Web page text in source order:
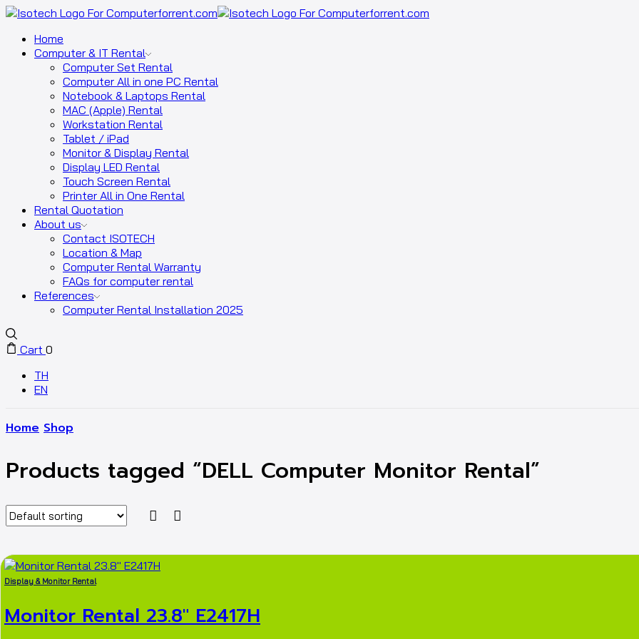
Home
Computer & IT Rental
Computer Set Rental
Computer All in one PC Rental
Notebook & Laptops Rental
MAC (Apple) Rental
Workstation Rental
Tablet / iPad
Monitor & Display Rental
Display LED Rental
Touch Screen Rental
Printer All in One Rental
Rental Quotation
About us
Contact ISOTECH
Location & Map
Computer Rental Warranty
FAQs for computer rental
References
Computer Rental Installation 2025
Cart 0
TH
EN
Home Shop
Products tagged “DELL Computer Monitor Rental”
Display & Monitor Rental
Monitor Rental 23.8″ E2417H